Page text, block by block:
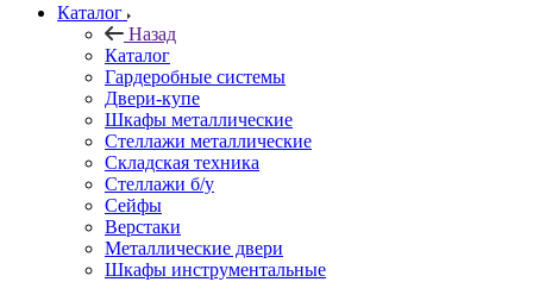
Каталог
Назад
Каталог
Гардеробные системы
Двери-купе
Шкафы металлические
Стеллажи металлические
Складская техника
Стеллажи б/у
Сейфы
Верстаки
Металлические двери
Шкафы инструментальные